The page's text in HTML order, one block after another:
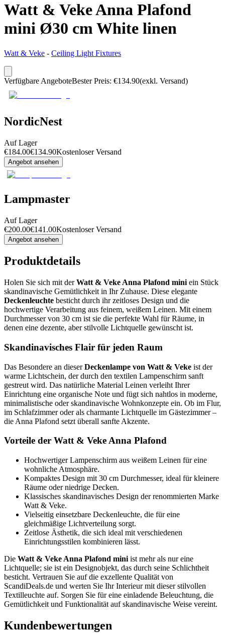
Watt & Veke Anna Plafond
mini Ø30 cm White linen
Watt & Veke - Ceiling Light Fixtures
Verfügbare AngeboteBester Preis: €134.90(exkl. Versand)
NordicNest
Auf Lager
€184.00€134.90Kostenloser Versand
Angebot ansehen
Lampmaster
Auf Lager
€200.00€141.00Kostenloser Versand
Angebot ansehen
Produktdetails
Holen Sie sich mit derWatt & Veke Anna Plafond mini ein Stück
skandinavische Gemütlichkeit in Ihr Zuhause. Diese elegante
Deckenleuchte besticht durch ihr zeitloses Design und die
hochwertige Verarbeitung aus feinem, weißem Leinen. Mit einem
Durchmesser von 30 cm ist sie die perfekte Wahl für Räume, in
denen eine dezente, aber stilvolle Lichtquelle gewünscht ist.
Skandinavisches Flair für jeden Raum
Das Besondere an dieserDeckenlampe von Watt & Veke ist der
warme Lichtschein, der durch den textilen Lampenschirm sanft
gestreut wird. Das natürliche Material Leinen verleiht Ihrer
Einrichtung eine organische Note und fügt sich nahtlos in moderne,
minimalistische oder skandinavische Wohnkonzepte ein. Ob im Flur,
im Schlafzimmer oder als charmante Lichtquelle im Gästezimmer –
die Anna Plafond setzt überall sanfte Akzente.
Vorteile der Watt & Veke Anna Plafond
Hochwertiger Lampenschirm aus weißem Leinen für eine
wohnliche Atmosphäre.
Kompaktes Design mit 30 cm Durchmesser, ideal für kleinere
Räume oder niedrige Decken.
Klassisches skandinavisches Design der renommierten Marke
Watt & Veke.
Vielseitig einsetzbare Deckenleuchte, die für eine
gleichmäßige Lichtverteilung sorgt.
Zeitlose Ästhetik, die sich ideal mit verschiedenen
Einrichtungsstilen kombinieren lässt.
Die Watt & Veke Anna Plafond mini ist mehr als nur eine
Lichtquelle; sie ist ein Designobjekt, das durch seine Schlichtheit
besticht. Vertrauen Sie auf die exzellente Qualität von
ScandiDeals.de und werten Sie Ihr Interieur mit dieser stilvollen
Textilleuchte auf. Sorgen Sie für eine einladende Beleuchtung, die
Gemütlichkeit und Funktionalität auf skandinavische Weise vereint.
Kundenbewertungen